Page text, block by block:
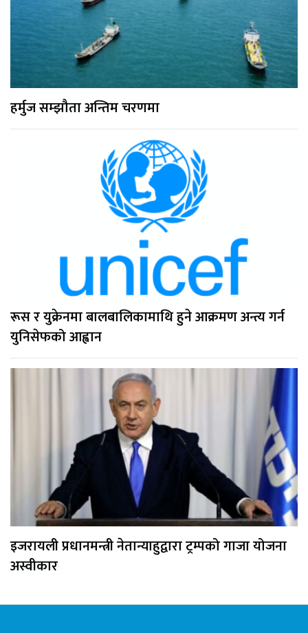
हर्मुज सम्झौता अन्तिम चरणमा
रूस र युक्रेनमा बालबालिकामाथि हुने आक्रमण अन्त्य गर्न
युनिसेफको आह्वान
इजरायली प्रधानमन्त्री नेतान्याहुद्वारा ट्रम्पको गाजा योजना
अस्वीकार